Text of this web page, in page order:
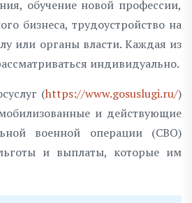
обучение новой профессии,
бизнеса, трудоустройство на
или органы власти. Каждая из
индивидуально.
(https://www.gosuslugi.ru/)
и действующие
военной операции (СВО)
и выплаты, которые им